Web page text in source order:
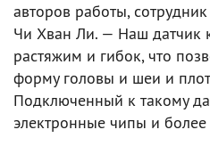
авторов работы,
Чи Хван Ли. — Наш датчик
растяжим и гибок, что
форму головы и шеи и
Подключенный к такому
электронные чипы и